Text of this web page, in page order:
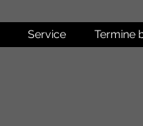
Service Termine